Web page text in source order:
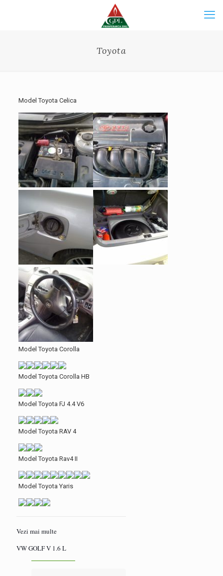
Toyota
Model Toyota Celica
Model Toyota Corolla
Model Toyota Corolla HB
Model Toyota FJ 4.4 V6
Model Toyota RAV 4
Model Toyota Rav4 II
Model Toyota Yaris
Vezi mai multe
VW GOLF V 1.6 L